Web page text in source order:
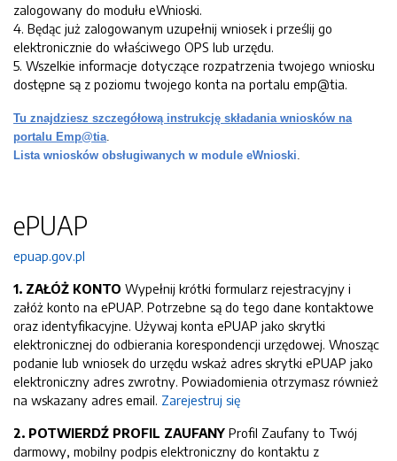
zalogowany do modułu eWnioski.
4. Będąc już zalogowanym uzupełnij wniosek i prześlij go
elektronicznie do właściwego OPS lub urzędu.
5. Wszelkie informacje dotyczące rozpatrzenia twojego wniosku
dostępne są z poziomu twojego konta na portalu emp@tia.
Tu znajdziesz szczegółową instrukcję składania wniosków na
portalu Emp@tia.
Lista wniosków obsługiwanych w module eWnioski.
ePUAP
epuap.gov.pl
1. ZAŁÓŻ KONTO Wypełnij krótki formularz rejestracyjny i
załóż konto na ePUAP. Potrzebne są do tego dane kontaktowe
oraz identyfikacyjne. Używaj konta ePUAP jako skrytki
elektronicznej do odbierania korespondencji urzędowej. Wnosząc
podanie lub wniosek do urzędu wskaż adres skrytki ePUAP jako
elektroniczny adres zwrotny. Powiadomienia otrzymasz również
na wskazany adres email. Zarejestruj się
2. POTWIERDŹ PROFIL ZAUFANY Profil Zaufany to Twój
darmowy, mobilny podpis elektroniczny do kontaktu z